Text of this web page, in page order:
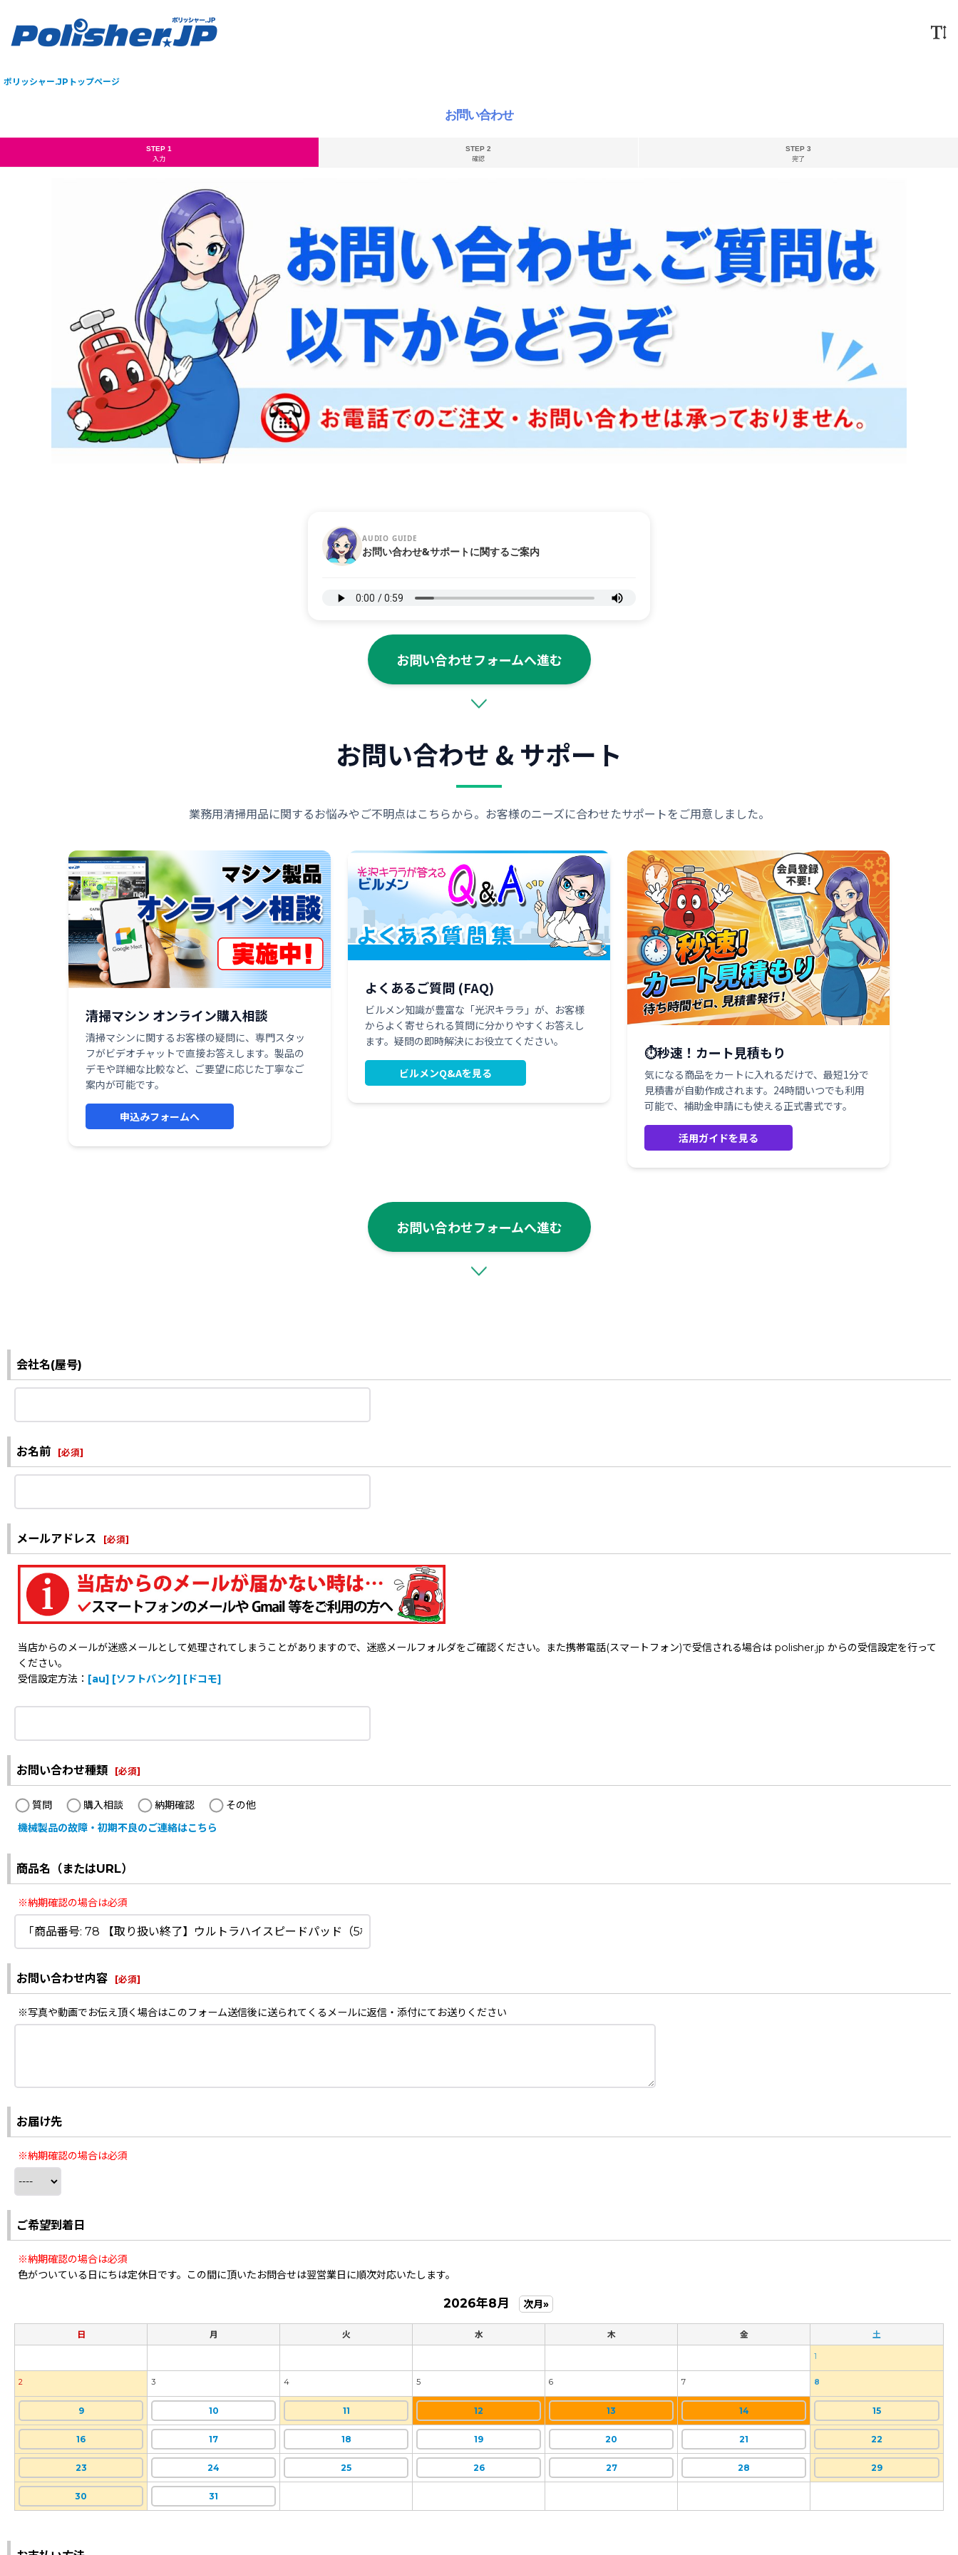
ポリッシャー.JPトップページ
お問い合わせ
STEP 1
入力
STEP 2
確認
STEP 3
完了
AUDIO GUIDE
お問い合わせ&サポートに関するご案内
お問い合わせフォームへ進む
お問い合わせ & サポート
業務用清掃用品に関するお悩みやご不明点はこちらから。お客様のニーズに合わせたサポートをご用意しました。
清掃マシン オンライン購入相談
清掃マシンに関するお客様の疑問に、専門スタッ
フがビデオチャットで直接お答えします。製品の
デモや詳細な比較など、ご要望に応じた丁寧なご
案内が可能です。
申込みフォームへ
よくあるご質問 (FAQ)
ビルメン知識が豊富な「光沢キララ」が、お客様
からよく寄せられる質問に分かりやすくお答えし
ます。疑問の即時解決にお役立てください。
ビルメンQ&Aを見る
⏱️秒速！カート見積もり
気になる商品をカートに入れるだけで、最短1分で
見積書が自動作成されます。24時間いつでも利用
可能で、補助金申請にも使える正式書式です。
活用ガイドを見る
お問い合わせフォームへ進む
会社名(屋号)
お名前 [必須]
メールアドレス [必須]
当店からのメールが迷惑メールとして処理されてしまうことがありますので、迷惑メールフォルダをご確認ください。また携帯電話(スマートフォン)で受信される場合は polisher.jp からの受信設定を行って
ください。
受信設定方法： [au] [ソフトバンク] [ドコモ]
お問い合わせ種類 [必須]
質問 購入相談 納期確認
その他
機械製品の故障・初期不良のご連絡はこちら
商品名（またはURL）
※納期確認の場合は必須
お問い合わせ内容 [必須]
※写真や動画でお伝え頂く場合はこのフォーム送信後に送られてくるメールに返信・添付にてお送りください
お届け先
※納期確認の場合は必須
ご希望到着日
※納期確認の場合は必須
色がついている日にちは定休日です。この間に頂いたお問合せは翌営業日に順次対応いたします。
2026年8月 次月»
日 月 火 水 木 金 土
1
2 3 4 5 6 7 8
9 10 11 12 13 14 15
16 17 18 19 20 21 22
23 24 25 26 27 28 29
30 31